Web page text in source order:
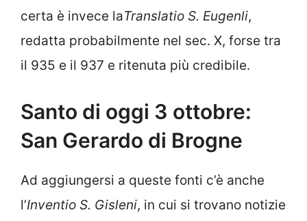
certa è invece laTranslatio S. Eugenli,
redatta probabilmente nel sec. X, forse tra
il 935 e il 937 e ritenuta più credibile.
Santo di oggi 3 ottobre:
San Gerardo di Brogne
Ad aggiungersi a queste fonti c’è anche
l’Inventio S. Gisleni, in cui si trovano notizie